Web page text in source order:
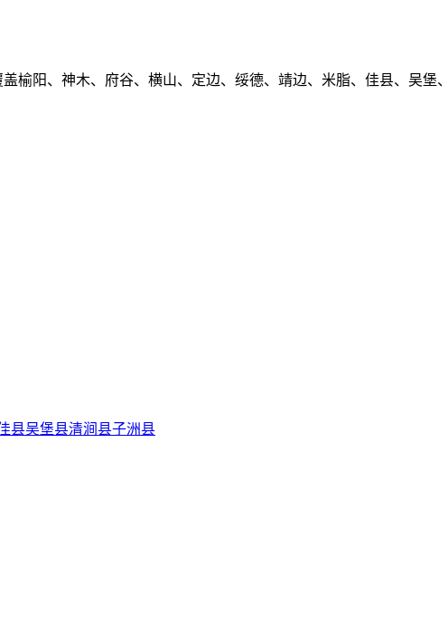
榆阳、神木、府谷、横山、定边、绥德、靖边、米脂、佳县、吴堡
县吴堡县清涧县子洲县